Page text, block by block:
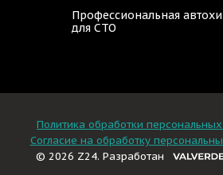
Профессиональная
для СТО
Политика обработки
Согласие на обработку
© 2026 Z24. Разработан